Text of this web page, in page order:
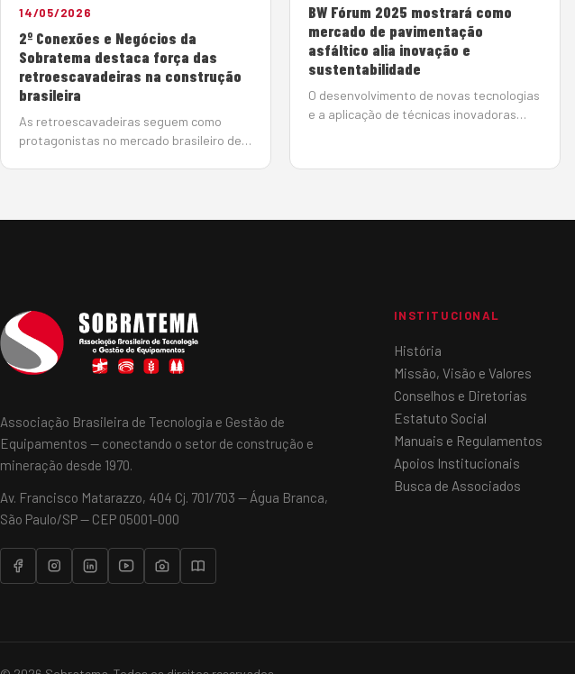
14/05/2026
2º Conexões e Negócios da
Sobratema destaca força das
retroescavadeiras na construção
brasileira
As retroescavadeiras seguem como
protagonistas no mercado brasileiro de
BW Fórum 2025 mostrará como
mercado de pavimentação
asfáltico alia inovação e
sustentabilidade
O desenvolvimento de novas tecnologias
e a aplicação de técnicas inovadoras
impactos ambientais e ampliar o
Associação Brasileira de Tecnologia e Gestão de
Equipamentos — conectando o setor de construção e
mineração desde 1970.
Av. Francisco Matarazzo, 404 Cj. 701/703 — Água Branca,
São Paulo/SP — CEP 05001-000
INSTITUCIONAL
História
Missão, Visão e Valores
Conselhos e Diretorias
Estatuto Social
Manuais e Regulamentos
Apoios Institucionais
Busca de Associados